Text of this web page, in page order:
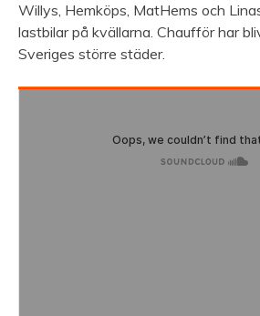
Willys, Hemköps, MatHems och
lastbilar på kvällarna. Chaufför har
Sveriges större städer.